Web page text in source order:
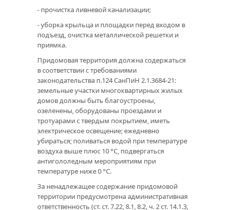
- прочистка ливневой канализации;
- уборка крыльца и площадки перед входом в
подъезд, очистка металлической решетки и
приямка.
Придомовая территория должна содержаться
в соответствии с требованиями
законодательства п.124 СанПиН 2.1.3684-21:
земельные участки многоквартирных жилых
домов должны быть благоустроены,
озеленены, оборудованы проездами и
тротуарами с твердым покрытием, иметь
электрическое освещение; ежедневно
убираться; поливаться водой при температуре
воздуха выше плюс 10 °C, подвергаться
антигололедным мероприятиям при
температуре ниже 0 °C.
За ненадлежащее содержание придомовой
территории предусмотрена административная
ответственность (ст. ст. 7.22, 8.1, 8.2, ч. 2 ст. 14.1.3,